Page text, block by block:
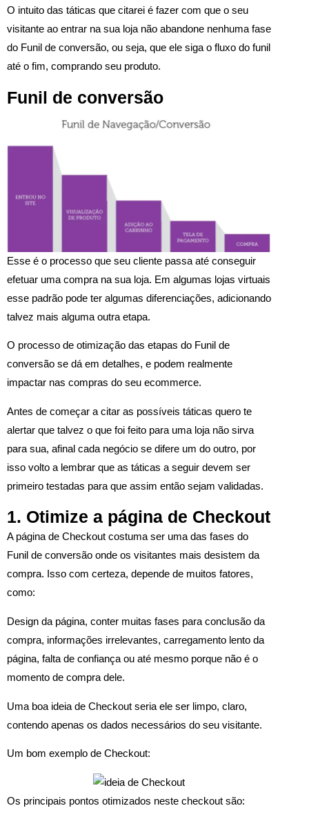
O intuito das táticas que citarei é fazer com que o seu
visitante ao entrar na sua loja não abandone nenhuma fase
do Funil de conversão, ou seja, que ele siga o fluxo do funil
até o fim, comprando seu produto.
Funil de conversão
Esse é o processo que seu cliente passa até conseguir
efetuar uma compra na sua loja. Em algumas lojas virtuais
esse padrão pode ter algumas diferenciações, adicionando
talvez mais alguma outra etapa.
O processo de otimização das etapas do Funil de
conversão se dá em detalhes, e podem realmente
impactar nas compras do seu ecommerce.
Antes de começar a citar as possíveis táticas quero te
alertar que talvez o que foi feito para uma loja não sirva
para sua, afinal cada negócio se difere um do outro, por
isso volto a lembrar que as táticas a seguir devem ser
primeiro testadas para que assim então sejam validadas.
1. Otimize a página de Checkout
A página de Checkout costuma ser uma das fases do
Funil de conversão onde os visitantes mais desistem da
compra. Isso com certeza, depende de muitos fatores,
como:
Design da página, conter muitas fases para conclusão da
compra, informações irrelevantes, carregamento lento da
página, falta de confiança ou até mesmo porque não é o
momento de compra dele.
Uma boa ideia de Checkout seria ele ser limpo, claro,
contendo apenas os dados necessários do seu visitante.
Um bom exemplo de Checkout:
Os principais pontos otimizados neste checkout são: